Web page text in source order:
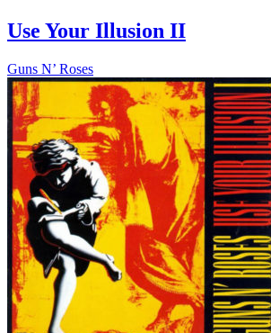
Use Your Illusion II
Guns N’ Roses